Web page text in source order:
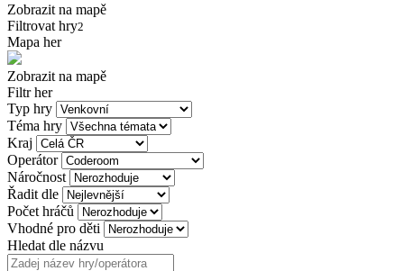
Zobrazit na mapě
Filtrovat hry2
Mapa her
Zobrazit na mapě
Filtr her
Typ hry
Téma hry
Kraj
Operátor
Náročnost
Řadit dle
Počet hráčů
Vhodné pro děti
Hledat dle názvu